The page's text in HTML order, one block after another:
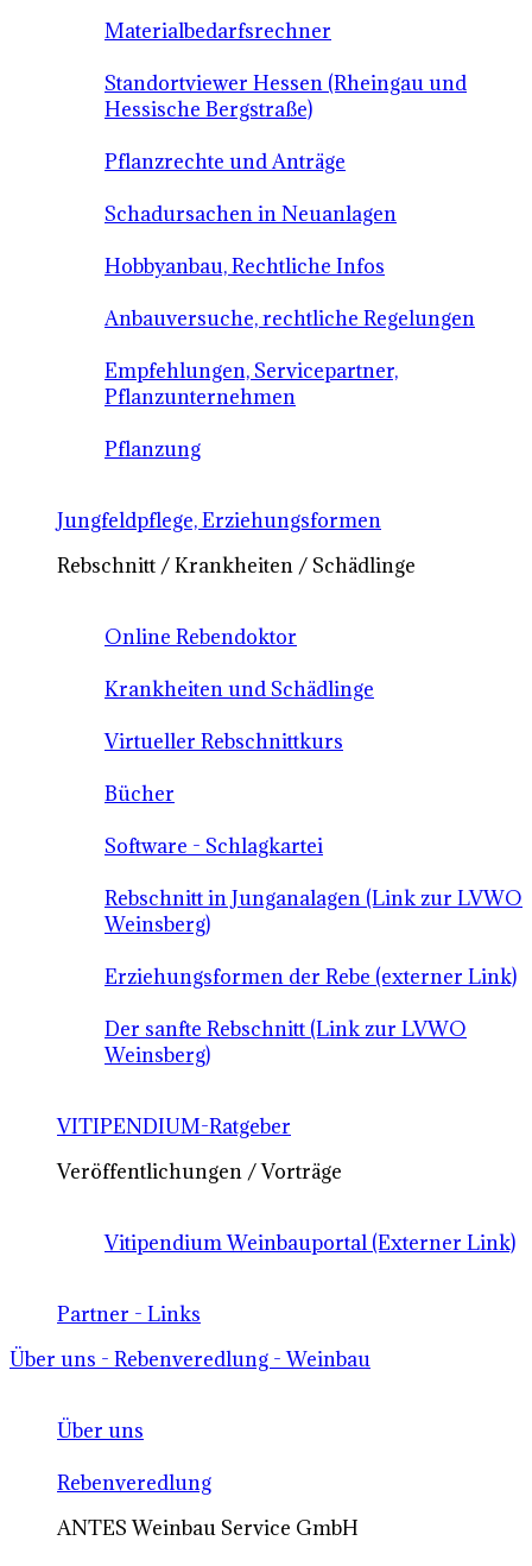
Materialbedarfsrechner
Standortviewer Hessen (Rheingau und
Hessische Bergstraße)
Pflanzrechte und Anträge
Schadursachen in Neuanlagen
Hobbyanbau, Rechtliche Infos
Anbauversuche, rechtliche Regelungen
Empfehlungen, Servicepartner,
Pflanzunternehmen
Pflanzung
Jungfeldpflege, Erziehungsformen
Rebschnitt / Krankheiten / Schädlinge
Online Rebendoktor
Krankheiten und Schädlinge
Virtueller Rebschnittkurs
Bücher
Software - Schlagkartei
Rebschnitt in Junganalagen (Link zur LVWO
Weinsberg)
Erziehungsformen der Rebe (externer Link)
Der sanfte Rebschnitt (Link zur LVWO
Weinsberg)
VITIPENDIUM-Ratgeber
Veröffentlichungen / Vorträge
Vitipendium Weinbauportal (Externer Link)
Partner - Links
Über uns - Rebenveredlung - Weinbau
Über uns
Rebenveredlung
ANTES Weinbau Service GmbH